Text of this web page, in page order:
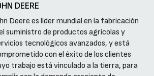
DEERE
Deere es líder mundial en la fabricación
suministro de productos agrícolas y
tecnológicos avanzados, y está
con el éxito de los clientes
trabajo está vinculado a la tierra, para